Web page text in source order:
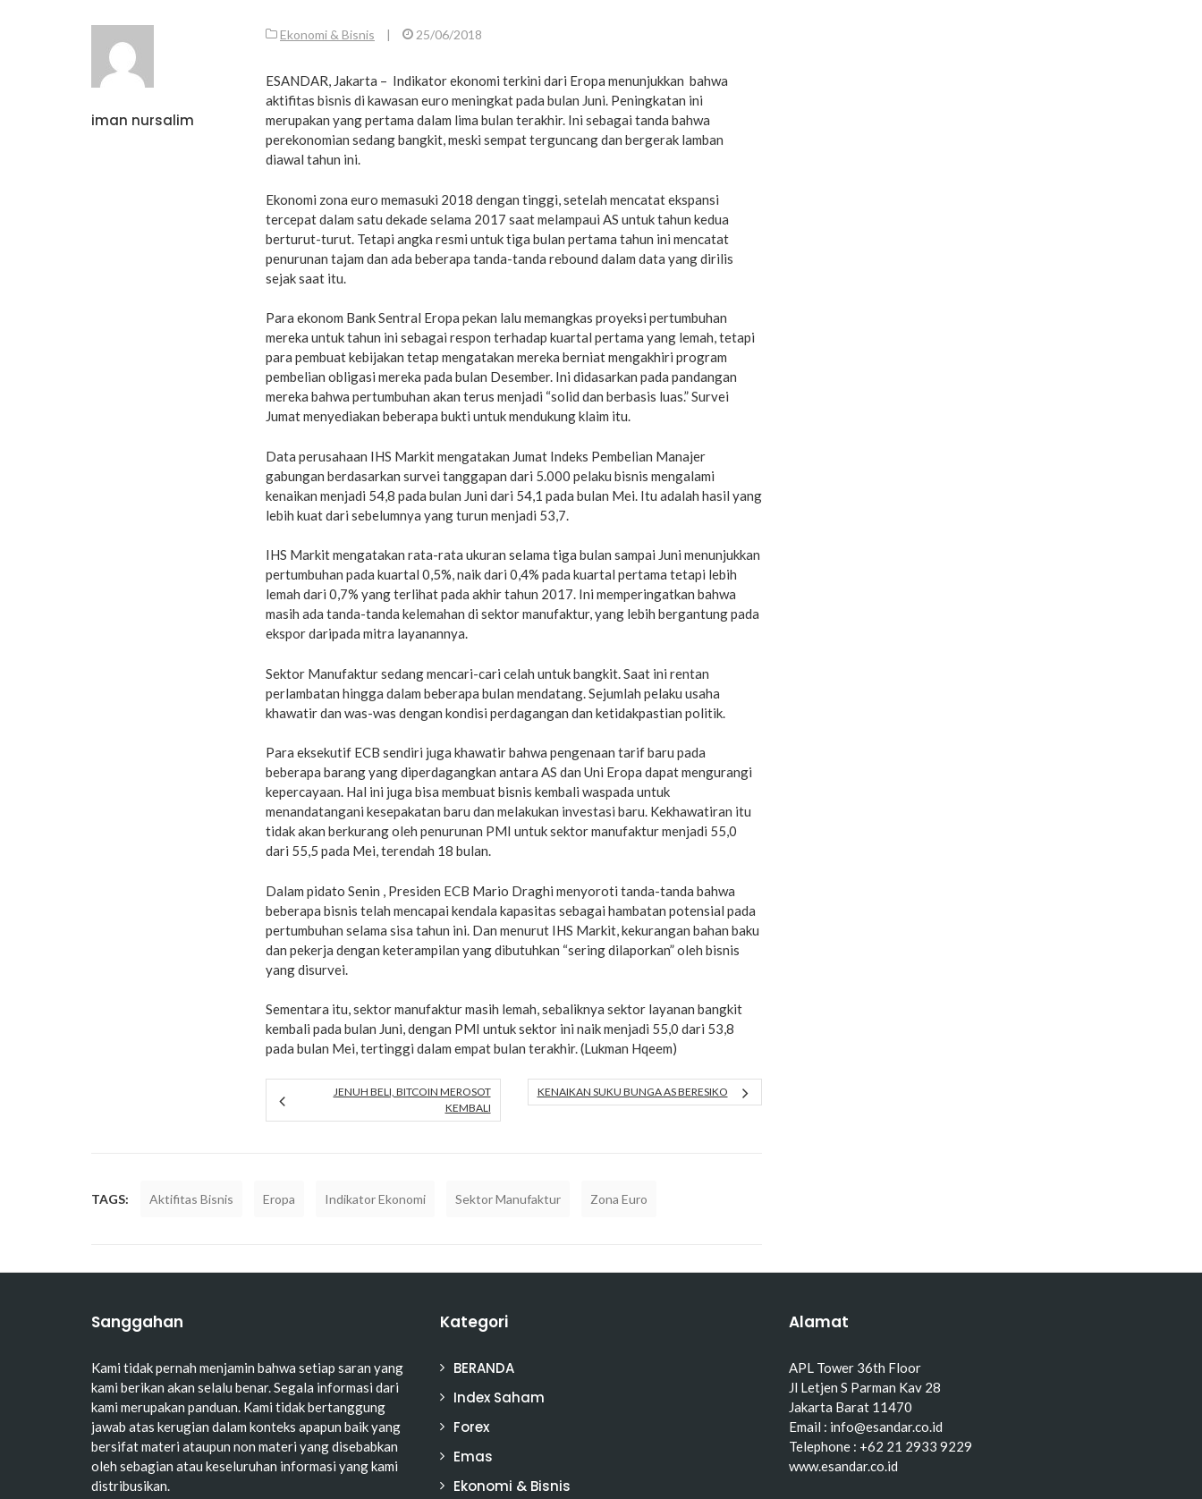
iman nursalim
Ekonomi & Bisnis | 25/06/2018
ESANDAR, Jakarta – Indikator ekonomi terkini dari Eropa menunjukkan bahwa
aktifitas bisnis di kawasan euro meningkat pada bulan Juni. Peningkatan ini
merupakan yang pertama dalam lima bulan terakhir. Ini sebagai tanda bahwa
perekonomian sedang bangkit, meski sempat terguncang dan bergerak lamban
diawal tahun ini.
Ekonomi zona euro memasuki 2018 dengan tinggi, setelah mencatat ekspansi
tercepat dalam satu dekade selama 2017 saat melampaui AS untuk tahun kedua
berturut-turut. Tetapi angka resmi untuk tiga bulan pertama tahun ini mencatat
penurunan tajam dan ada beberapa tanda-tanda rebound dalam data yang dirilis
sejak saat itu.
Para ekonom Bank Sentral Eropa pekan lalu memangkas proyeksi pertumbuhan
mereka untuk tahun ini sebagai respon terhadap kuartal pertama yang lemah, tetapi
para pembuat kebijakan tetap mengatakan mereka berniat mengakhiri program
pembelian obligasi mereka pada bulan Desember. Ini didasarkan pada pandangan
mereka bahwa pertumbuhan akan terus menjadi “solid dan berbasis luas.” Survei
Jumat menyediakan beberapa bukti untuk mendukung klaim itu.
Data perusahaan IHS Markit mengatakan Jumat Indeks Pembelian Manajer
gabungan berdasarkan survei tanggapan dari 5.000 pelaku bisnis mengalami
kenaikan menjadi 54,8 pada bulan Juni dari 54,1 pada bulan Mei. Itu adalah hasil yang
lebih kuat dari sebelumnya yang turun menjadi 53,7.
IHS Markit mengatakan rata-rata ukuran selama tiga bulan sampai Juni menunjukkan
pertumbuhan pada kuartal 0,5%, naik dari 0,4% pada kuartal pertama tetapi lebih
lemah dari 0,7% yang terlihat pada akhir tahun 2017. Ini memperingatkan bahwa
masih ada tanda-tanda kelemahan di sektor manufaktur, yang lebih bergantung pada
ekspor daripada mitra layanannya.
Sektor Manufaktur sedang mencari-cari celah untuk bangkit. Saat ini rentan
perlambatan hingga dalam beberapa bulan mendatang. Sejumlah pelaku usaha
khawatir dan was-was dengan kondisi perdagangan dan ketidakpastian politik.
Para eksekutif ECB sendiri juga khawatir bahwa pengenaan tarif baru pada
beberapa barang yang diperdagangkan antara AS dan Uni Eropa dapat mengurangi
kepercayaan. Hal ini juga bisa membuat bisnis kembali waspada untuk
menandatangani kesepakatan baru dan melakukan investasi baru. Kekhawatiran itu
tidak akan berkurang oleh penurunan PMI untuk sektor manufaktur menjadi 55,0
dari 55,5 pada Mei, terendah 18 bulan.
Dalam pidato Senin , Presiden ECB Mario Draghi menyoroti tanda-tanda bahwa
beberapa bisnis telah mencapai kendala kapasitas sebagai hambatan potensial pada
pertumbuhan selama sisa tahun ini. Dan menurut IHS Markit, kekurangan bahan baku
dan pekerja dengan keterampilan yang dibutuhkan “sering dilaporkan” oleh bisnis
yang disurvei.
Sementara itu, sektor manufaktur masih lemah, sebaliknya sektor layanan bangkit
kembali pada bulan Juni, dengan PMI untuk sektor ini naik menjadi 55,0 dari 53,8
pada bulan Mei, tertinggi dalam empat bulan terakhir. (Lukman Hqeem)
JENUH BELI, BITCOIN MEROSOT
KEMBALI
KENAIKAN SUKU BUNGA AS BERESIKO
TAGS: Aktifitas Bisnis Eropa Indikator Ekonomi Sektor Manufaktur Zona Euro
Sanggahan
Kami tidak pernah menjamin bahwa setiap saran yang
kami berikan akan selalu benar. Segala informasi dari
kami merupakan panduan. Kami tidak bertanggung
jawab atas kerugian dalam konteks apapun baik yang
bersifat materi ataupun non materi yang disebabkan
oleh sebagian atau keseluruhan informasi yang kami
distribusikan.
Kategori
BERANDA
Index Saham
Forex
Emas
Ekonomi & Bisnis
Alamat
APL Tower 36th Floor
Jl Letjen S Parman Kav 28
Jakarta Barat 11470
Email : info@esandar.co.id
Telephone : +62 21 2933 9229
www.esandar.co.id